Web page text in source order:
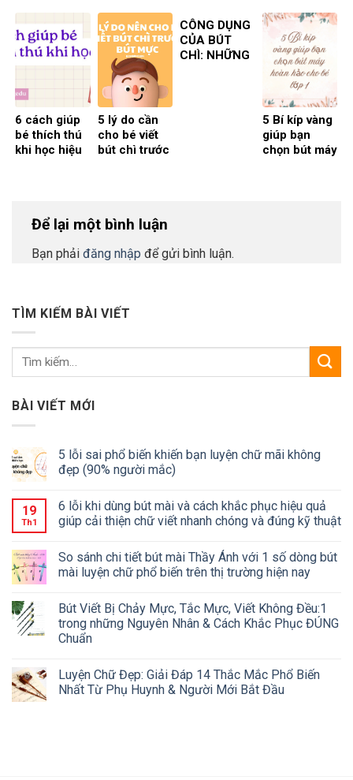
chữ chuẩn,
nét đều và
đẹp hơn mỗi
ngày
Bí quyết cha
mẹ nên biết
6 cách giúp
bé thích thú
khi học hiệu
5 lý do cần
cho bé viết
bút chì trước
CÔNG DỤNG
CỦA BÚT
CHÌ: NHỮNG
5 Bí kíp vàng
giúp bạn
chọn bút máy
Để lại một bình luận
Bạn phải đăng nhập để gửi bình luận.
TÌM KIẾM BÀI VIẾT
BÀI VIẾT MỚI
5 lỗi sai phổ biến khiến bạn luyện chữ mãi không
đẹp (90% người mắc)
19
Th1
6 lỗi khi dùng bút mài và cách khắc phục hiệu quả
giúp cải thiện chữ viết nhanh chóng và đúng kỹ thuật
So sánh chi tiết bút mài Thầy Ánh với 1 số dòng bút
mài luyện chữ phổ biến trên thị trường hiện nay
Bút Viết Bị Chảy Mực, Tắc Mực, Viết Không Đều:1
trong những Nguyên Nhân & Cách Khắc Phục ĐÚNG
Chuẩn
Luyện Chữ Đẹp: Giải Đáp 14 Thắc Mắc Phổ Biến
Nhất Từ Phụ Huynh & Người Mới Bắt Đầu